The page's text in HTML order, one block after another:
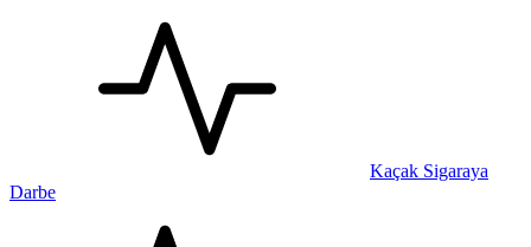
Kaçak Sigaraya
Darbe